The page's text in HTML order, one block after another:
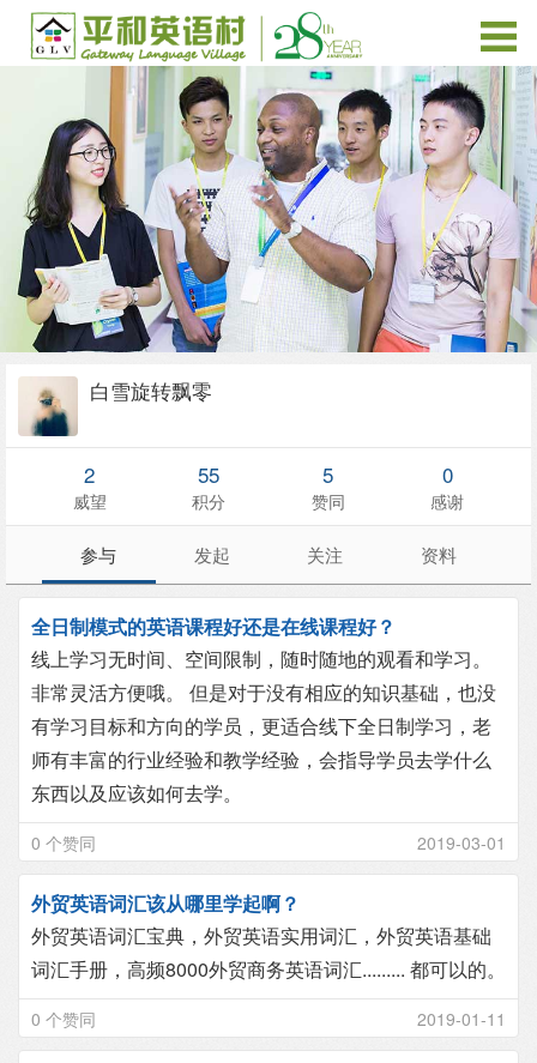
白雪旋转飘零
2
威望
55
积分
5
赞同
0
感谢
参与 发起 关注 资料
全日制模式的英语课程好还是在线课程好？
线上学习无时间、空间限制，随时随地的观看和学习。
非常灵活方便哦。 但是对于没有相应的知识基础，也没
有学习目标和方向的学员，更适合线下全日制学习，老
师有丰富的行业经验和教学经验，会指导学员去学什么
东西以及应该如何去学。
0 个赞同 2019-03-01
外贸英语词汇该从哪里学起啊？
外贸英语词汇宝典，外贸英语实用词汇，外贸英语基础
词汇手册，高频8000外贸商务英语词汇......... 都可以的。
0 个赞同 2019-01-11